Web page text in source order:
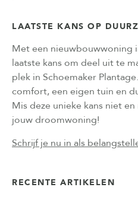
LAATSTE KANS OP
Met een nieuwbouwwoning
laatste kans om deel uit te
plek in Schoemaker
comfort, een eigen tuin en
Mis deze unieke kans niet
jouw droomwoning!
Schrijf je nu in als
RECENTE ARTIKELEN